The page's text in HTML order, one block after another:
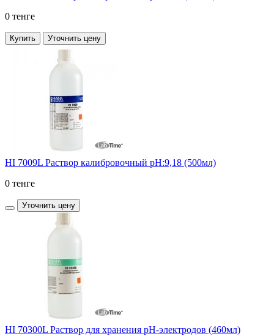
0 тенге
Купить Уточнить цену
HI 7009L Раствор калибровочный рН:9,18 (500мл)
0 тенге
Уточнить цену
HI 70300L Раствор для хранения рН-электродов (460мл)